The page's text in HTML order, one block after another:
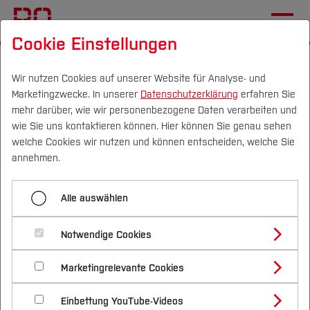
Campus Personen DE|EN Quicklinks
Studium
Studienangebote
Bachelorstudiengänge
Masterstudiengänge
Vor dem Studium
Bewerben & Einschreiben
Bewerbungsportal
Im Studium
Studienbüros und Prüfungen
Nach dem Studium
Forschung & Transfer
Profil
Forschungs- und Transferprofil
Schwerpunkte (FuT)
Beratung & Förderung
Nachhaltigkeit
Nachhaltigkeit studieren
International
Hochschulkommunikation
Überschriften
Menü aufklappen
Neuerungen TYPO3 V13
Akkordeon
Bildbühne
Dateilink
Überschriften
Cookie Einstellungen
Wir nutzen Cookies auf unserer Website für Analyse- und
Marketingzwecke. In unserer Datenschutzerklärung erfahren Sie
mehr darüber, wie wir personenbezogene Daten verarbeiten und
wie Sie uns kontaktieren können. Hier können Sie genau sehen
welche Cookies wir nutzen und können entscheiden, welche Sie
annehmen.
Alle auswählen
Notwendige Cookies
Marketingrelevante Cookies
Einbettung YouTube-Videos